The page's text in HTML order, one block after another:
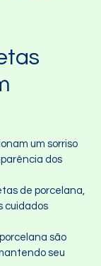
um sorriso
dos
de porcelana,
cuidados
são
seu